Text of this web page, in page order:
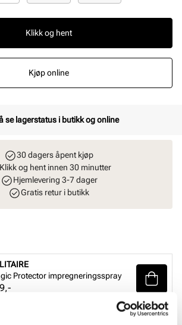
Klikk og hent
Kjøp online
se lagerstatus i butikk og online
30 dagers åpent kjøp
Klikk og hent innen 30 minutter
Hjemlevering 3-7 dager
Gratis retur i butikk
Protector impregneringsspray